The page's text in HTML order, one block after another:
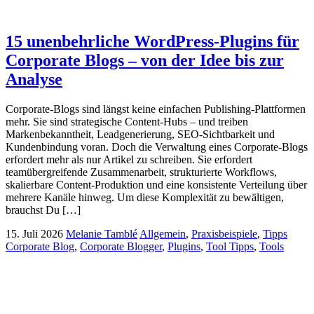
15 unenbehrliche WordPress-Plugins für
Corporate Blogs – von der Idee bis zur
Analyse
Corporate-Blogs sind längst keine einfachen Publishing-Plattformen
mehr. Sie sind strategische Content-Hubs – und treiben
Markenbekanntheit, Leadgenerierung, SEO-Sichtbarkeit und
Kundenbindung voran. Doch die Verwaltung eines Corporate-Blogs
erfordert mehr als nur Artikel zu schreiben. Sie erfordert
teamübergreifende Zusammenarbeit, strukturierte Workflows,
skalierbare Content-Produktion und eine konsistente Verteilung über
mehrere Kanäle hinweg. Um diese Komplexität zu bewältigen,
brauchst Du […]
15. Juli 2026 Melanie Tamblé Allgemein, Praxisbeispiele, Tipps
Corporate Blog, Corporate Blogger, Plugins, Tool Tipps, Tools